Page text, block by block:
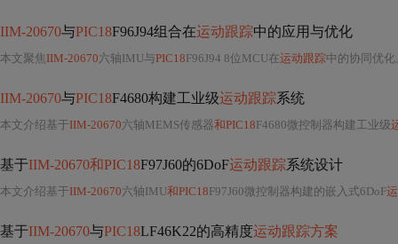
IIM-20670与PIC18F96J94组合在运动跟踪中的应用与优化
本文聚焦 IIM-20670 六轴IMU与PIC18F96J94 8位MCU在运动跟踪中的协同优化。重点涵盖SPI接口硬件设计、低噪声电源布局、
IIM-20670与PIC18F4680构建工业级运动跟踪系统
本文介绍基于IIM-20670 六轴MEMS传感器和PIC18F4680微控制器构建工业级
基于IIM-20670和PIC18F97J60的6DoF运动跟踪系统设计
本文介绍基于IIM-20670 六轴IMU和PIC18F97J60微控制器构建的嵌入式6DoF
基于IIM-20670与PIC18LF46K22的高精度运动跟踪方案